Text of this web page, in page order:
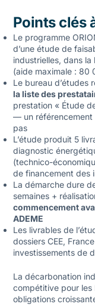
Points clés
Le programme
d’une étude de
industrielles, dans la
(aide maximale : 80
Le bureau d’études
la liste des
prestation « Étude
— un référencement
pas
L’étude produit 5
diagnostic
(technico-
de financement des
La démarche dure
semaines +
commencement
ADEME
Les livrables de
dossiers CEE,
investissements de
La décarbonation
compétitive pour les
obligations